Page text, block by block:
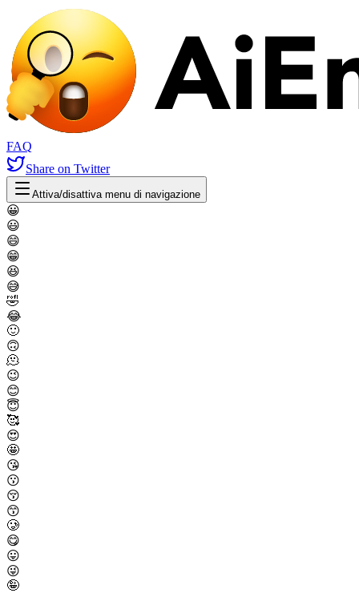
FAQ
Share on Twitter
Attiva/disattiva menu di navigazione
😀
😃
😄
😁
😆
😅
🤣
😂
🙂
🙃
🫠
😉
😊
😇
🥰
😍
🤩
😘
😗
😚
😙
🥲
😋
😛
😜
🤪